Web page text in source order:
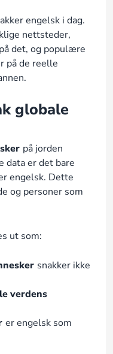
engelsk i dag.
nettsteder,
det, og populære
på de reelle
globale
på jorden
data er det bare
engelsk. Dette
og personer som
ut som:
snakker ikke
verdens
er engelsk som